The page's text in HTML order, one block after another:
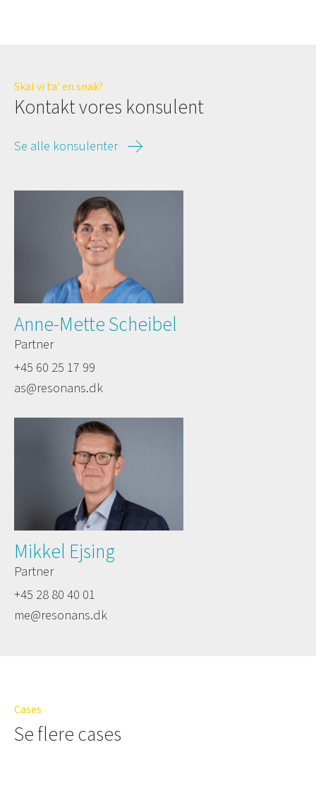
Skal vi ta' en snak?
Kontakt vores konsulent
Se alle konsulenter
Anne-Mette Scheibel
Partner
+45 60 25 17 99
as@resonans.dk
Mikkel Ejsing
Partner
+45 28 80 40 01
me@resonans.dk
Cases
Se flere cases